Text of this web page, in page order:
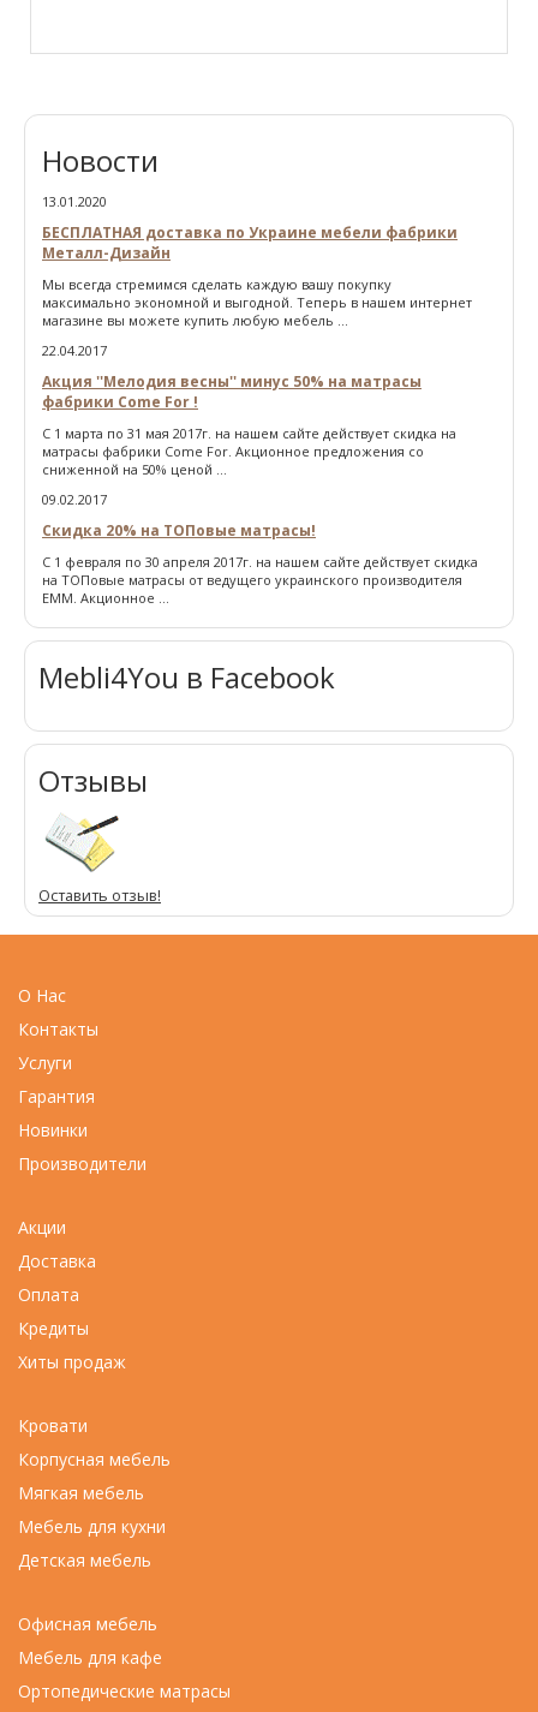
Новости
13.01.2020
БЕСПЛАТНАЯ доставка по Украине мебели фабрики
Металл-Дизайн
Мы всегда стремимся сделать каждую вашу покупку
максимально экономной и выгодной. Теперь в нашем интернет
магазине вы можете купить любую мебель ...
22.04.2017
Акция ''Мелодия весны'' минус 50% на матрасы
фабрики Come For !
С 1 марта по 31 мая 2017г. на нашем сайте действует скидка на
матрасы фабрики Come For. Акционное предложения со
сниженной на 50% ценой ...
09.02.2017
Скидка 20% на ТОПовые матрасы!
С 1 февраля по 30 апреля 2017г. на нашем сайте действует скидка
на ТОПовые матрасы от ведущего украинского производителя
ЕММ. Акционное ...
Mebli4You в Facebook
Отзывы
Оставить отзыв!
О Нас
Контакты
Услуги
Гарантия
Новинки
Производители
Акции
Доставка
Оплата
Кредиты
Хиты продаж
Кровати
Корпусная мебель
Мягкая мебель
Мебель для кухни
Детская мебель
Офисная мебель
Мебель для кафе
Ортопедические матрасы